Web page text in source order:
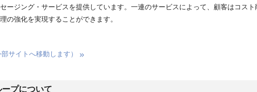
ージング・サービスを提供しています。一連のサービスによって、顧客はコスト
の強化を実現することができます。
部サイトへ移動します）
プについて